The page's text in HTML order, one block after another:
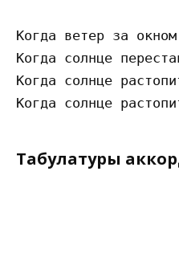
Когда ветер за
Когда солнце
Когда солнце
Табулатуры